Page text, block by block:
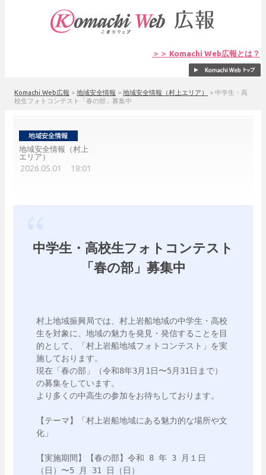
＞＞ Komachi Web広報とは？
Komachi Web広報 > 地域安全情報 > 地域安全情報（村上エリア） > 中学生・高
校生フォトコンテスト「春の部」募集中
地域安全情報（村上
エリア）
2026.05.01 18:01
中学生・高校生フォトコンテスト
「春の部」募集中
村上地域振興局では、村上岩船地域の中学生・高校
生を対象に、地域の魅力を発見・発信することを目
的として、「村上岩船地域フォトコンテスト」を実
施しております。
現在「春の部」（令和8年3月1日〜5月31日まで）
の募集をしています。
より多くの中高生の参加をお待ちしております。
【テーマ】「村上岩船地域にある魅力的な場所や文
化」
【実施期間】【春の部】令和 8 年 3 月１日
（日）〜5 月 31 日（日）